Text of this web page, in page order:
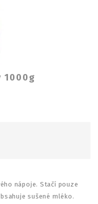
1000g
nápoje. Stačí pouze
sušené mléko.